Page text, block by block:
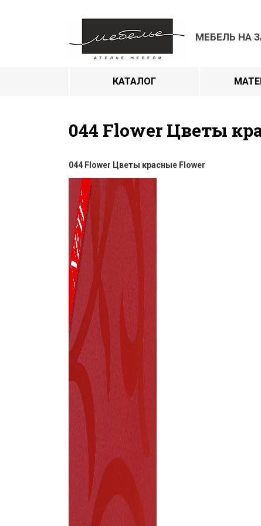
МЕБЕЛЬ НА
КАТАЛОГ
044 Flower Цветы
044 Flower Цветы красные Flower